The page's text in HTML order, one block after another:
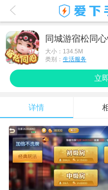
应用
最
最
手
游
同城游宿松同
大小： 134.5M
类别： 生活服务
立
详情